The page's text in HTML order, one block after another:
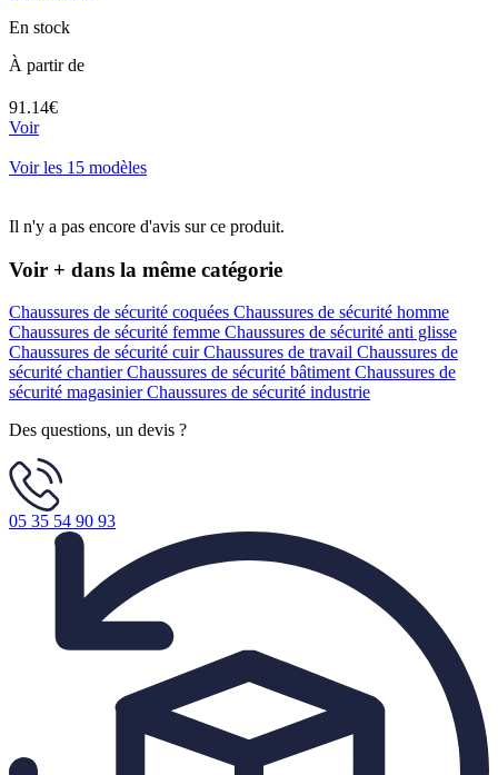
En stock
À partir de
91.14€
Voir
Voir les 15 modèles
Il n'y a pas encore d'avis sur ce produit.
Voir + dans la même catégorie
Chaussures de sécurité coquées Chaussures de sécurité homme
Chaussures de sécurité femme Chaussures de sécurité anti glisse
Chaussures de sécurité cuirChaussures de travail Chaussures de
sécurité chantierChaussures de sécurité bâtimentChaussures de
sécurité magasinierChaussures de sécurité industrie
Des questions, un devis ?
05 35 54 90 93